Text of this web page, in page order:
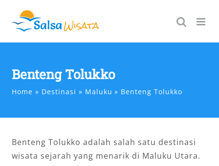
content
Benteng Tolukko
Home Destinasi Maluku Benteng Tolukko
Benteng Tolukko adalah salah satu destinasi
wisata sejarah yang menarik di Maluku Utara.